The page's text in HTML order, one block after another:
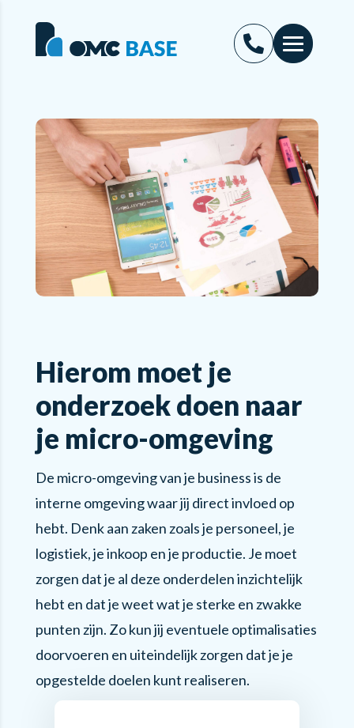
Hierom moet je
onderzoek doen naar
je micro-omgeving
De micro-omgeving van je business is de
interne omgeving waar jij direct invloed op
hebt. Denk aan zaken zoals je personeel, je
logistiek, je inkoop en je productie. Je moet
zorgen dat je al deze onderdelen inzichtelijk
hebt en dat je weet wat je sterke en zwakke
punten zijn. Zo kun jij eventuele optimalisaties
doorvoeren en uiteindelijk zorgen dat je je
opgestelde doelen kunt realiseren.